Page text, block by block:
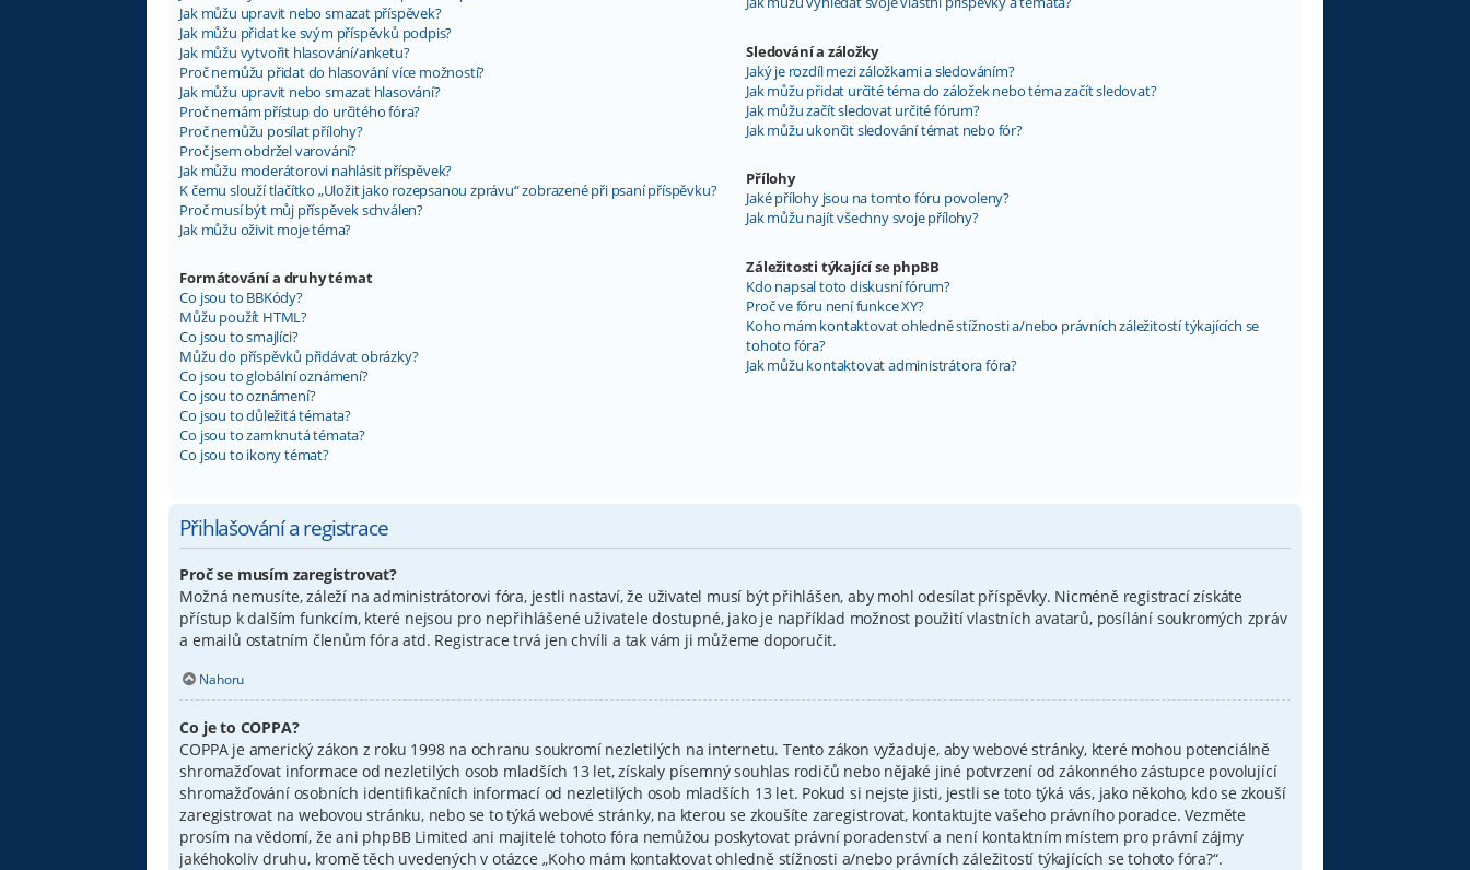
Jak můžu upravit nebo smazat příspěvek?
Jak můžu přidat ke svým příspěvků podpis?
Jak můžu vytvořit hlasování/anketu?
Proč nemůžu přidat do hlasování více možností?
Jak můžu upravit nebo smazat hlasování?
Proč nemám přístup do určitého fóra?
Proč nemůžu posílat přílohy?
Proč jsem obdržel varování?
Jak můžu moderátorovi nahlásit příspěvek?
K čemu slouží tlačítko „Uložit jako rozepsanou zprávu“ zobrazené při psaní příspěvku?
Proč musí být můj příspěvek schválen?
Jak můžu oživit moje téma?
Formátování a druhy témat
Co jsou to BBKódy?
Můžu použít HTML?
Co jsou to smajlíci?
Můžu do příspěvků přidávat obrázky?
Co jsou to globální oznámení?
Co jsou to oznámení?
Co jsou to důležitá témata?
Co jsou to zamknutá témata?
Co jsou to ikony témat?
Sledování a záložky
Jaký je rozdíl mezi záložkami a sledováním?
Jak můžu přidat určité téma do záložek nebo téma začít sledovat?
Jak můžu začít sledovat určité fórum?
Jak můžu ukončit sledování témat nebo fór?
Přílohy
Jaké přílohy jsou na tomto fóru povoleny?
Jak můžu najít všechny svoje přílohy?
Záležitosti týkající se phpBB
Kdo napsal toto diskusní fórum?
Proč ve fóru není funkce XY?
Koho mám kontaktovat ohledně stížnosti a/nebo právních záležitostí týkajících se
tohoto fóra?
Jak můžu kontaktovat administrátora fóra?
Přihlašování a registrace
Proč se musím zaregistrovat?
Možná nemusíte, záleží na administrátorovi fóra, jestli nastaví, že uživatel musí být přihlášen, aby mohl odesílat příspěvky. Nicméně registrací získáte
přístup k dalším funkcím, které nejsou pro nepřihlášené uživatele dostupné, jako je například možnost použití vlastních avatarů, posílání soukromých zpráv
a emailů ostatním členům fóra atd. Registrace trvá jen chvíli a tak vám ji můžeme doporučit.
Nahoru
Co je to COPPA?
COPPA je americký zákon z roku 1998 na ochranu soukromí nezletilých na internetu. Tento zákon vyžaduje, aby webové stránky, které mohou potenciálně
shromažďovat informace od nezletilých osob mladších 13 let, získaly písemný souhlas rodičů nebo nějaké jiné potvrzení od zákonného zástupce povolující
shromažďování osobních identifikačních informací od nezletilých osob mladších 13 let. Pokud si nejste jisti, jestli se toto týká vás, jako někoho, kdo se zkouší
zaregistrovat na webovou stránku, nebo se to týká webové stránky, na kterou se zkoušíte zaregistrovat, kontaktujte vašeho právního poradce. Vezměte
prosím na vědomí, že ani phpBB Limited ani majitelé tohoto fóra nemůžou poskytovat právní poradenství a není kontaktním místem pro právní zájmy
jakéhokoliv druhu, kromě těch uvedených v otázce „Koho mám kontaktovat ohledně stížnosti a/nebo právních záležitostí týkajících se tohoto fóra?“.